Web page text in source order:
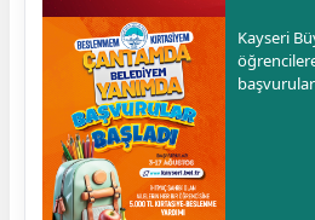
Kayseri